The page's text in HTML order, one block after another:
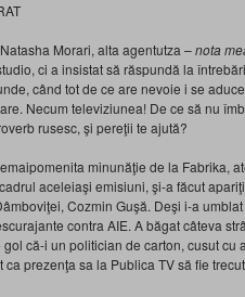
Morari, alta agentutza –nota
ci a insistat să răspundă la
când tot de ce are nevoie i se
Necum televiziunea! De ce să nu
rusesc, şi pereţii te ajută?
minunăţie de la Fabrika,
aceleiaşi emisiuni, şi-a făcut
Cozmin Guşă. Deşi i-a
contra AIE. A băgat câteva
că-i un politician de carton, cusut cu
prezenţa sa la Publica TV să fie